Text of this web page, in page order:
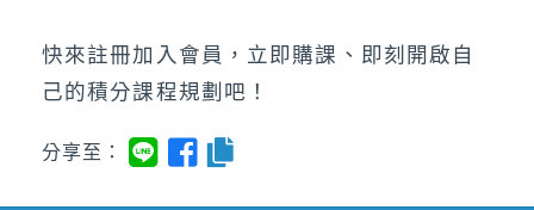
快來註冊加入會員，立即購課、即刻開啟自
己的積分課程規劃吧！
分享至：